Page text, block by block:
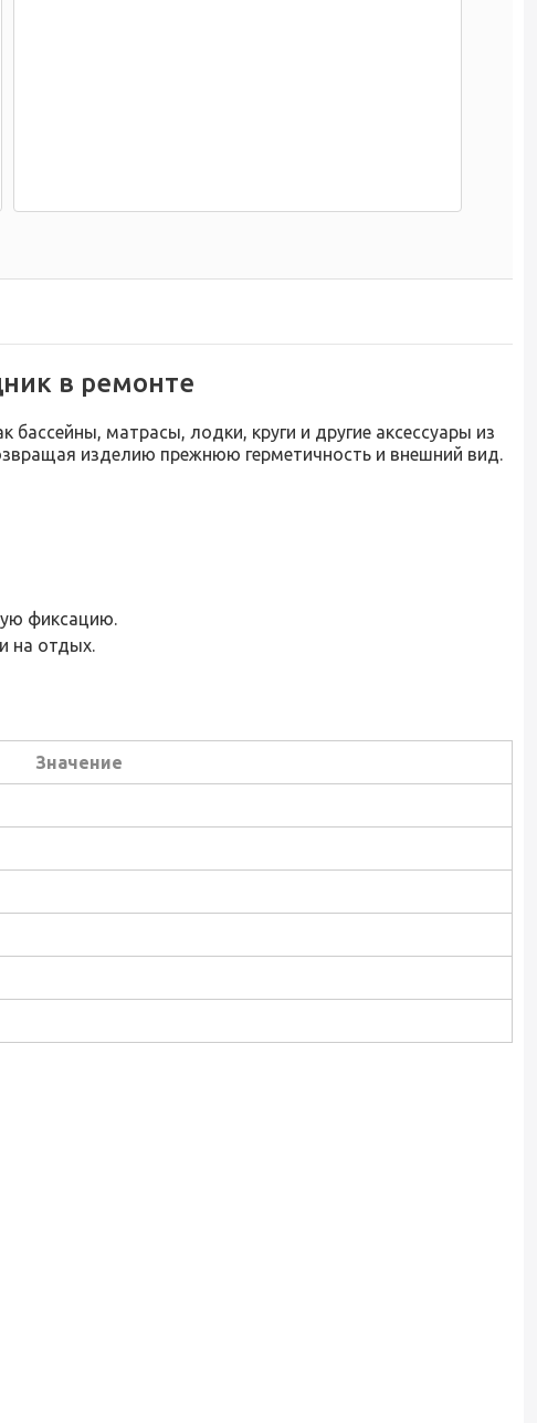
в ремонте
матрасы, лодки, круги и другие аксессуары из
изделию прежнюю герметичность и внешний вид.
фиксацию.
на отдых.
Значение